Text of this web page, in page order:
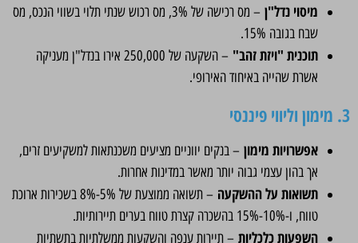
מיסוי נדל"ן
– מס רכישה של 3%, מס רכוש שנתי תלוי בשווי הנכס, מס
שבח בגובה 15%.
תוכנית "ויזת זהב"
– השקעה של 250,000 אירו בנדל"ן מעניקה
אשרת שהייה באיחוד האירופי.
3. מימון וליווי פיננסי
אפשרויות מימון – בנקים יווניים מציעים משכנתאות למשקיעים זרים,
אך בהון עצמי גבוה יותר מאשר במדינות אחרות.
תשואות על ההשקעה
– תשואה ממוצעת של 5%-8% בשכירות ארוכת
טווח, ו-10%-15% בהשכרה קצרת טווח בערים תיירותיות.
השפעות כלכליות – תיירות ענפה והשקעות ממשלתיות בתשתיות